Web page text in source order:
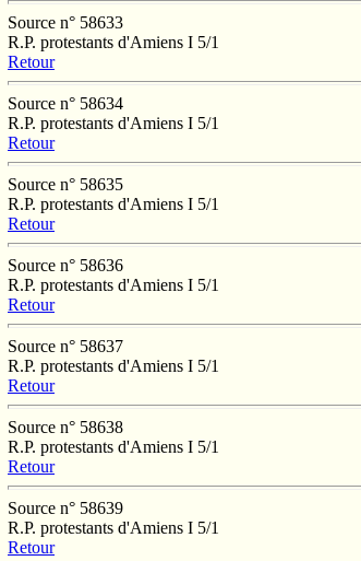
Source n° 58633
R.P. protestants d'Amiens I 5/1
Retour
Source n° 58634
R.P. protestants d'Amiens I 5/1
Retour
Source n° 58635
R.P. protestants d'Amiens I 5/1
Retour
Source n° 58636
R.P. protestants d'Amiens I 5/1
Retour
Source n° 58637
R.P. protestants d'Amiens I 5/1
Retour
Source n° 58638
R.P. protestants d'Amiens I 5/1
Retour
Source n° 58639
R.P. protestants d'Amiens I 5/1
Retour